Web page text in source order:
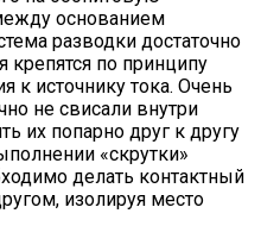
основанием
разводки достаточно
по принципу
к источнику тока. Очень
не свисали внутри
их попарно друг к другу
«скрутки»
делать контактный
изолируя место